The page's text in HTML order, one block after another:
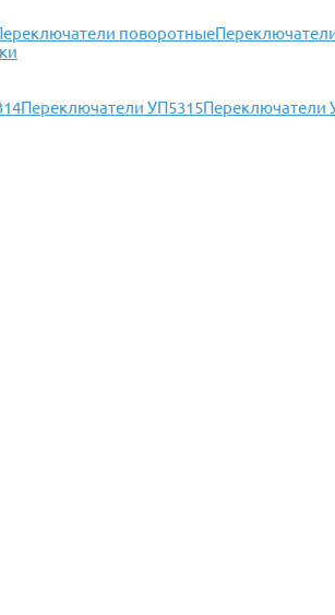
поворотные
Переключатели УП5315Переключатели